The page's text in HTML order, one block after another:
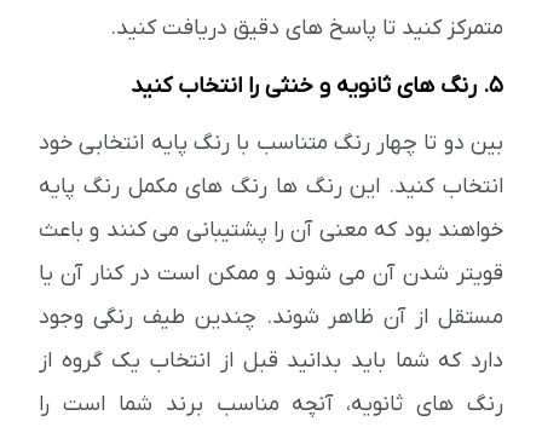
متمرکز کنید تا پاسخ های دقیق دریافت کنید.
5. رنگ های ثانویه و خنثی را انتخاب کنید
بین دو تا چهار رنگ متناسب با رنگ پایه انتخابی خود
انتخاب کنید. این رنگ ها رنگ های مکمل رنگ پایه
خواهند بود که معنی آن را پشتیبانی می کنند و باعث
قویتر شدن آن می شوند و ممکن است در کنار آن یا
مستقل از آن ظاهر شوند. چندین طیف رنگی وجود
دارد که شما باید بدانید قبل از انتخاب یک گروه از
رنگ های ثانویه، آنچه مناسب برند شما است را